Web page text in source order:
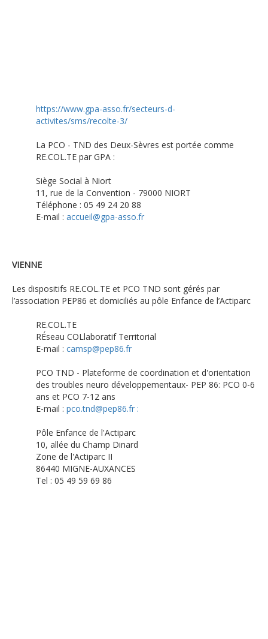
https://www.gpa-asso.fr/secteurs-d-
activites/sms/recolte-3/
La PCO - TND des Deux-Sèvres est portée comme
RE.COL.TE par GPA :
Siège Social à Niort
11, rue de la Convention - 79000 NIORT
Téléphone : 05 49 24 20 88
E-mail : accueil@gpa-asso.fr
VIENNE
Les dispositifs RE.COL.TE et PCO TND sont gérés par
l’association PEP86 et domiciliés au pôle Enfance de l’Actiparc
RE.COL.TE
RÉseau COLlaboratif Territorial
E-mail : camsp@pep86.fr
PCO TND - Plateforme de coordination et d'orientation
des troubles neuro développementaux- PEP 86: PCO 0-6
ans et PCO 7-12 ans
E-mail : pco.tnd@pep86.fr :
Pôle Enfance de l'Actiparc
10, allée du Champ Dinard
Zone de l'Actiparc II
86440 MIGNE-AUXANCES
Tel : 05 49 59 69 86